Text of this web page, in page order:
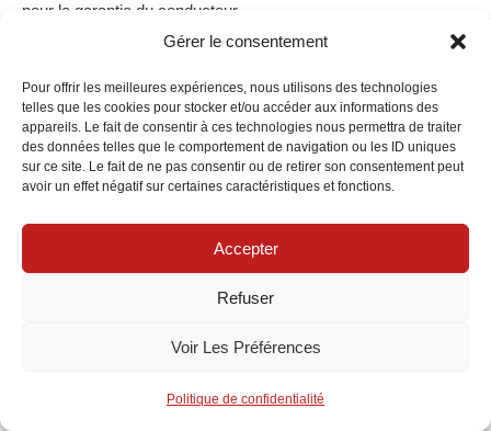
Gérer le consentement
Pour offrir les meilleures expériences, nous utilisons des technologies
telles que les cookies pour stocker et/ou accéder aux informations des
appareils. Le fait de consentir à ces technologies nous permettra de traiter
des données telles que le comportement de navigation ou les ID uniques
sur ce site. Le fait de ne pas consentir ou de retirer son consentement peut
avoir un effet négatif sur certaines caractéristiques et fonctions.
Accepter
Refuser
Voir Les Préférences
Politique de confidentialité
pour la garantie du conducteur.
Pauline : coût mesuré, protection prioritaire sur vol/bris.
Marc: couverture complète, équilibre franchise/prime.
Sofia: sécurisation maximale de l’investissement.
Pauline
Tiers + ~ 690 € 500 €
Bris de
Tous
~ 980 € 500 €